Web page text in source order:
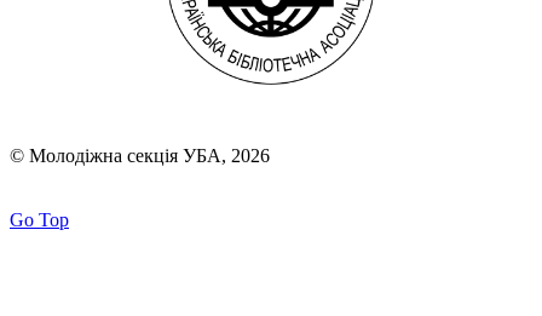
© Молодіжна секція УБА, 2026
Go Top